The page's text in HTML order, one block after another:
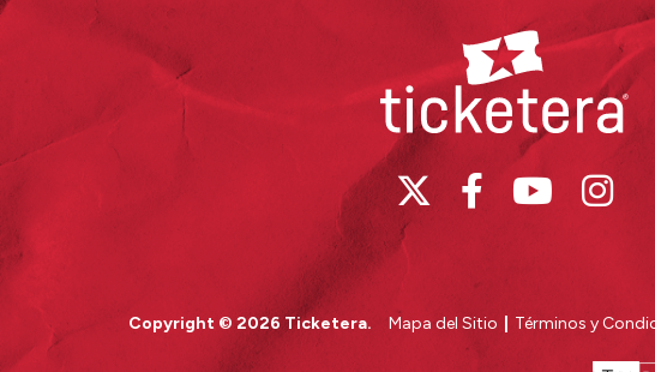
Copyright © 2026 Ticketera. Mapa del Sitio Términos y